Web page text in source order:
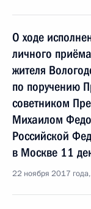
О ходе
личного
жителя
по поручению
советником
Михаилом
Российской
в Москве 11
22 ноября 2017